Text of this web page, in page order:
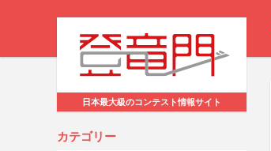
日本最大級のコンテスト情報サイト
カテゴリー